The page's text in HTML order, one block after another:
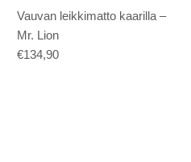
Vauvan leikkimatto kaarilla –
Mr. Lion
€134,90